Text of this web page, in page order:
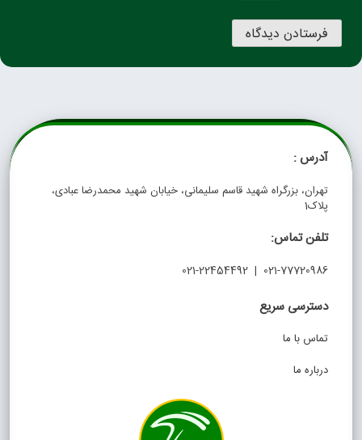
آدرس :
تهران، بزرگراه شهید قاسم سلیمانی، خیابان شهید محمدرضا عبادی،
پلاک1
تلفن تماس:
021-77720986 | 021-22454492
دسترسی سریع
تماس با ما
درباره ما